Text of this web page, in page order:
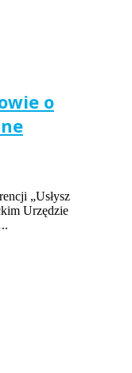
o
„Usłysz
Urzędzie